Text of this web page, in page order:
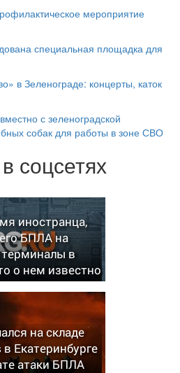
мероприятие
специальная площадка для
в Зеленограде: концерты, каток
с зеленоградской
собак для работы в зоне СВО
соцсетях
иностранца,
БПЛА на
в
о нем известно
на складе
Екатеринбурге
атаки БПЛА